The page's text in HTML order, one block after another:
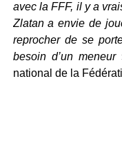
avec la FFF, il y a
Zlatan a envie de
reprocher de se
besoin d’un meneur
national de la